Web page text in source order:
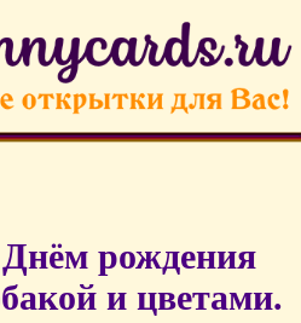
рождения
и цветами.